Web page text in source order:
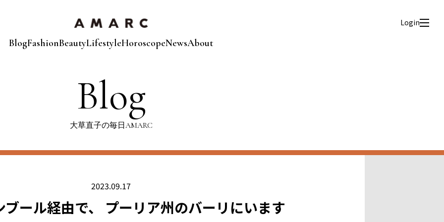
BlogFashionBeautyLifestyleHoroscopeNewsAbout
Login
Blog
大草直子の毎日AMARC
2023.09.17
ブール経由で、 プーリア州のバーリにいます